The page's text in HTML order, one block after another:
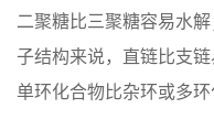
二聚糖比三聚糖容易水
子结构来说，直链比支
单环化合物比杂环或多环